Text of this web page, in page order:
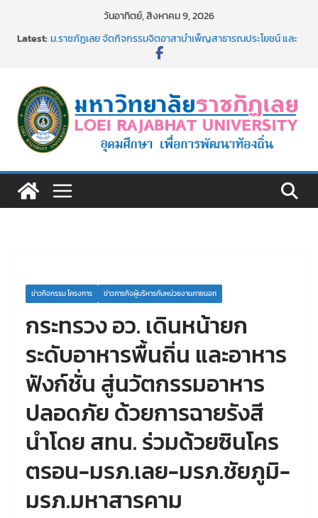
วันอาทิตย์, สิงหาคม 9, 2026
Latest:ม.ราชภัฏเลย จัดกิจกรรมจิตอาสาบำเพ็ญสาธารณประโยชน์ และ
เงินรายได้
ม.ราชภัฏเลย จัดมหกรรมวิชาการ เปิดบ้าน LRU ครั้งที่ 4 เปิดให้
นักเรียนมัธยมปลายค้นหาสาขาวิชาในฝัน สู่อนาคตที่ใช่
อธิการบดี มรภ.เลย ร่วมประชุมชี้แจงกับคณะอนุกรรมาธิการ
ประจำปีงบประมาณ พ.ศ. 2570
๑,๙๗๒ ชุด โดยวิธีเฉพาะเจาะจง
ข่าวกิจกรรม โครงการ ข่าวภารกิจผู้บริหารกับหน่วยงานภายนอก
กระทรวง อว. เดินหน้ายก
ระดับอาหารพื้นถิ่น และอาหาร
ฟังก์ชั่น สู่นวัตกรรมอาหาร
ปลอดภัย ด้วยการฉายรังสี
นำโดย สทน. ร่วมด้วยซินโคร
ตรอน-มรภ.เลย-มรภ.ชัยภูมิ-
มรภ.มหาสารคาม